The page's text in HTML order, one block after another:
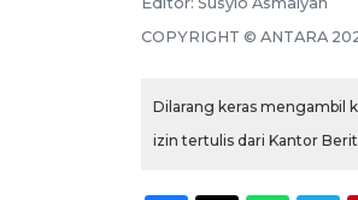
COPYRIGHT © ANTARA
Dilarang keras mengambil
izin tertulis dari Kantor